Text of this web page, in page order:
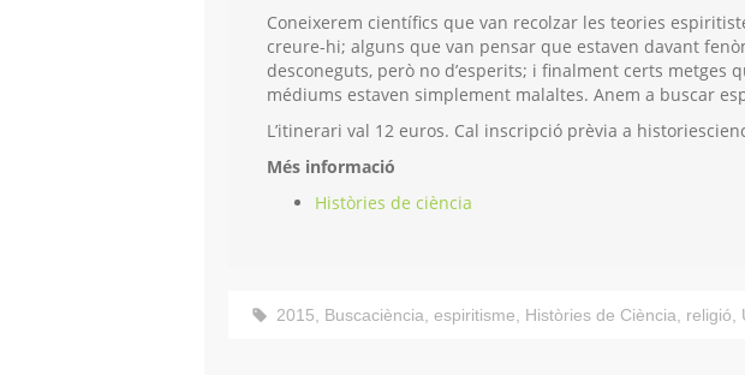
Coneixerem científics que van recolzar les teories
creure-hi; alguns que van pensar que estaven davant
desconeguts, però no d’esperits; i finalment certs metges
médiums estaven simplement malaltes. Anem a buscar
L’itinerari val 12 euros. Cal inscripció prèvia a
Més informació
Històries de ciència
2015, Buscaciència, espiritisme, Històries de Ciència, religió,